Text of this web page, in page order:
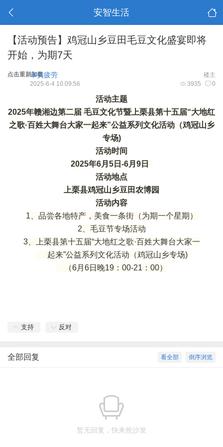
安智生活
【活动预告】鸡冠山乡豆田毛豆文化盛宴即将
开始，为期7天
点击重新加载 楼主
审美疲劳
3935 0
2025-6-4 10:09:56
活动主题
2025年赣湘边第二届 毛豆文化节暨上栗县第十五届“大地红
之歌·百姓大舞台大家一起来”公益系列文化活动（鸡冠山乡
专场)
活动时间
2025年6月5日-6月9日
活动地点
上栗县鸡冠山乡豆田农博园
活动内容
1、品尝各地特产，美食一条街（为期一个星期）
2、毛豆节专场活动
3、上栗县第十五届“大地红之歌·百姓大舞台大家一
起来”公益系列文化活动（鸡冠山乡专场)
（6月6日晚19：00-21：00）
支持 反对
倒序浏览
看全部
全部回复
暂无回复，快来抢沙发